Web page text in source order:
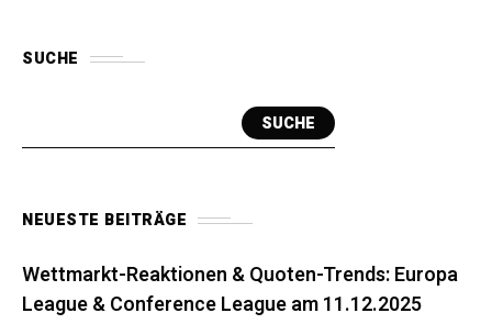
SUCHE
SUCHE
NEUESTE BEITRÄGE
Wettmarkt-Reaktionen & Quoten-Trends: Europa
League & Conference League am 11.12.2025